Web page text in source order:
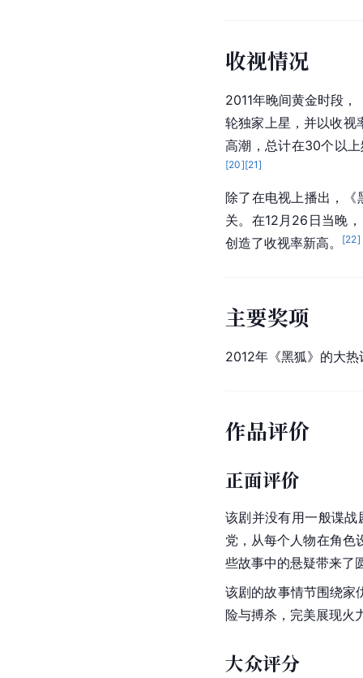
收视情况
2011年晚间黄金时段，
轮独家上星，并以收视
高潮，总计在30个以
[20][21]
除了在电视上播出，《
关。在12月26日当晚
创造了收视率新高。
[22]
主要奖项
2012年《黑狐》的大
作品评价
正面评价
该剧并没有用一般谍
党，从每个人物在角色
些故事中的悬疑带来了
该剧的故事情节围绕家
险与搏杀，完美展现火
大众评分